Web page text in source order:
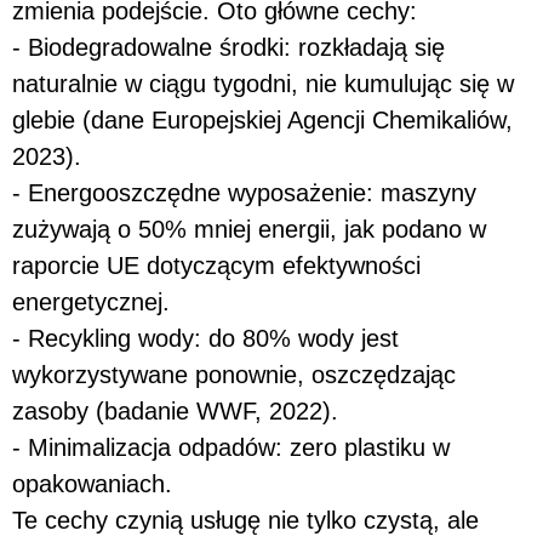
zmienia podejście. Oto główne cechy:
- Biodegradowalne środki: rozkładają się
naturalnie w ciągu tygodni, nie kumulując się w
glebie (dane Europejskiej Agencji Chemikaliów,
2023).
- Energooszczędne wyposażenie: maszyny
zużywają o 50% mniej energii, jak podano w
raporcie UE dotyczącym efektywności
energetycznej.
- Recykling wody: do 80% wody jest
wykorzystywane ponownie, oszczędzając
zasoby (badanie WWF, 2022).
- Minimalizacja odpadów: zero plastiku w
opakowaniach.
Te cechy czynią usługę nie tylko czystą, ale